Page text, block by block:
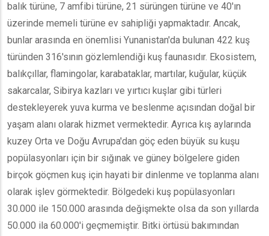
balık türüne, 7 amfibi türüne, 21 sürüngen türüne ve 40'ın
üzerinde memeli türüne ev sahipliği yapmaktadır. Ancak,
bunlar arasında en önemlisi Yunanistan'da bulunan 422 kuş
türünden 316'sının gözlemlendiği kuş faunasıdır. Ekosistem,
balıkçıllar, flamingolar, karabataklar, martılar, kuğular, küçük
sakarcalar, Sibirya kazları ve yırtıcı kuşlar gibi türleri
destekleyerek yuva kurma ve beslenme açısından doğal bir
yaşam alanı olarak hizmet vermektedir. Ayrıca kış aylarında
kuzey Orta ve Doğu Avrupa'dan göç eden büyük su kuşu
popülasyonları için bir sığınak ve güney bölgelere giden
birçok göçmen kuş için hayati bir dinlenme ve toplanma alanı
olarak işlev görmektedir. Bölgedeki kuş popülasyonları
30.000 ile 150.000 arasında değişmekte olsa da son yıllarda
50.000 ila 60.000'i geçmemiştir. Bitki örtüsü bakımından